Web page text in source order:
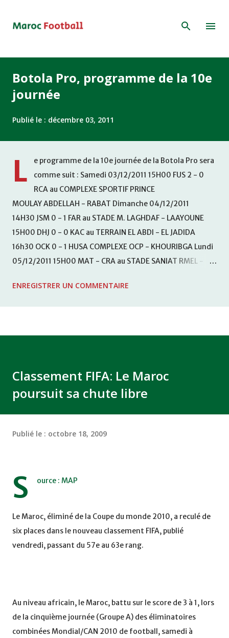
Botola Pro, programme de la 10e
journée
Publié le : décembre 03, 2011
L
e programme de la 10e journée de la Botola Pro sera
comme suit : Samedi 03/12/2011 15H00 FUS 2 - 0
RCA au COMPLEXE SPORTIF PRINCE
MOULAY ABDELLAH - RABAT Dimanche 04/12/2011
14H30 JSM 0 - 1 FAR au STADE M. LAGHDAF - LAAYOUNE
15H00 DHJ 0 - 0 KAC au TERRAIN EL ABDI - EL JADIDA
16h30 OCK 0 - 1 HUSA COMPLEXE OCP - KHOURIBGA Lundi
05/12/2011 15H00 MAT - CRA au STADE SANIAT RMEL -
KHEMISET Mardi 06/12/2011 15H00 WAF - OCS au
ENREGISTRER UN COMMENTAIRE
Classement FIFA: Le Maroc
poursuit sa chute libre
Publié le : octobre 18, 2009
S ource : MAP
Le Maroc, éliminé de la Coupe du monde 2010, a reculé de
six places dans le nouveau classement FIFA, publié
vendredi, passant du 57e au 63e rang.
Au niveau africain, le Maroc, battu sur le score de 3 à 1, lors
de la cinquième journée (Groupe A) des éliminatoires
combinées Mondial/CAN 2010 de football, samedi à